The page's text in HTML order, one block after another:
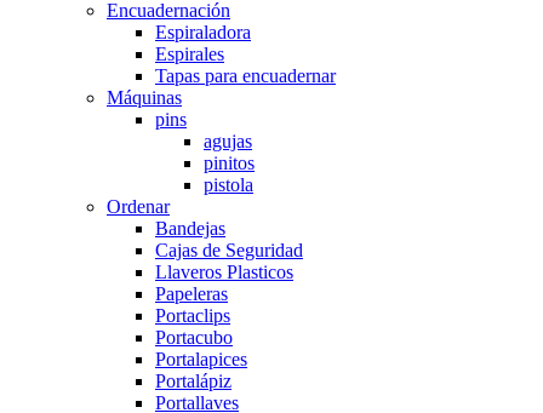
Encuadernación
Espiraladora
Espirales
Tapas para encuadernar
Máquinas
pins
agujas
pinitos
pistola
Ordenar
Bandejas
Cajas de Seguridad
Llaveros Plasticos
Papeleras
Portaclips
Portacubo
Portalapices
Portalápiz
Portallaves